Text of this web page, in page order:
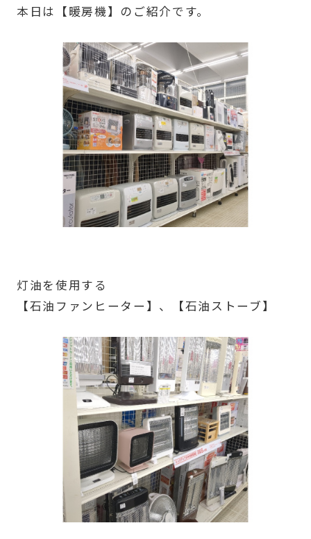
本日は【暖房機】のご紹介です。
灯油を使用する
【石油ファンヒーター】、【石油ストーブ】